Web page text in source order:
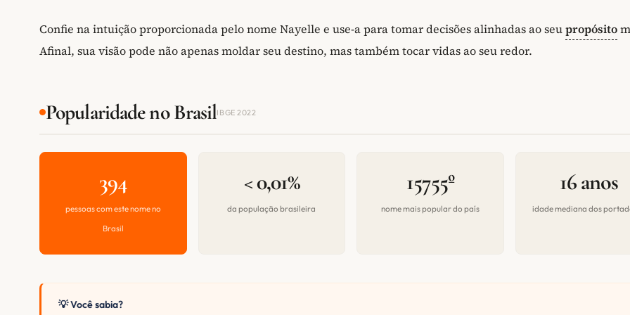
Confie na intuição proporcionada pelo nome Nayelle e use-a para tomar decisões alinhadas ao seupropósito
Afinal, sua visão pode não apenas moldar seu destino, mas também tocar vidas ao seu redor.
Popularidade no BrasilIBGE 2022
394
pessoas com este nome no
Brasil
< 0,01%
da população brasileira
15755º
nome mais popular do país
16 anos
idade mediana dos
💡 Você sabia?